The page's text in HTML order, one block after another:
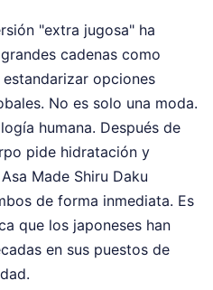
"extra jugosa" ha
cadenas como
opciones
No es solo una moda.
humana. Después de
pide hidratación y
Made Shiru Daku
de forma inmediata. Es
que los japoneses han
en sus puestos de